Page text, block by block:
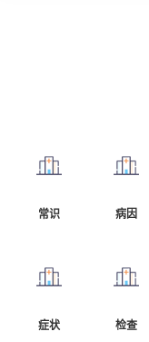
常识 病因
症状 检查